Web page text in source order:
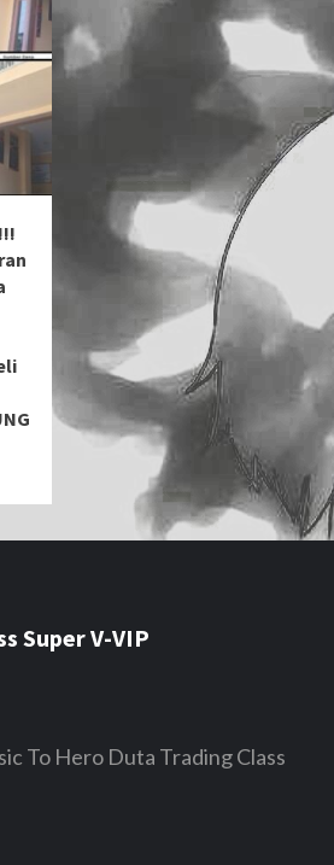
Super V-VIP
To Hero Duta Trading Class